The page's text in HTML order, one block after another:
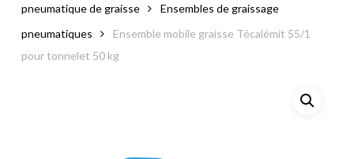
pneumatique de graisse
Ensembles de graissage
pneumatiques
Ensemble mobile graisse Técalémit 55/1
pour tonnelet 50 kg